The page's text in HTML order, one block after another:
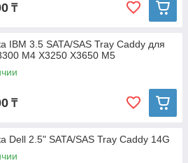
₸
IBM 3.5 SATA/SAS Tray Caddy для
M4 X3250 X3650 M5
₸
Dell 2.5" SATA/SAS Tray Caddy 14G